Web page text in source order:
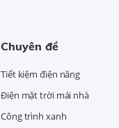
Chuyên đề
Tiết kiệm điện năng
Điện mặt trời mái nhà
Công trình xanh